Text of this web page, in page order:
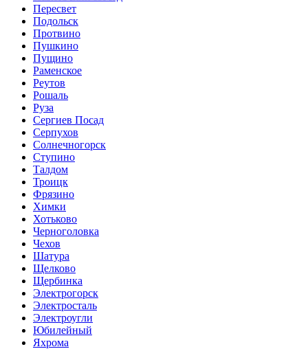
Пересвет
Подольск
Протвино
Пушкино
Пущино
Раменское
Реутов
Рошаль
Руза
Сергиев Посад
Серпухов
Солнечногорск
Ступино
Талдом
Троицк
Фрязино
Химки
Хотьково
Черноголовка
Чехов
Шатура
Щелково
Щербинка
Электрогорск
Электросталь
Электроугли
Юбилейный
Яхрома